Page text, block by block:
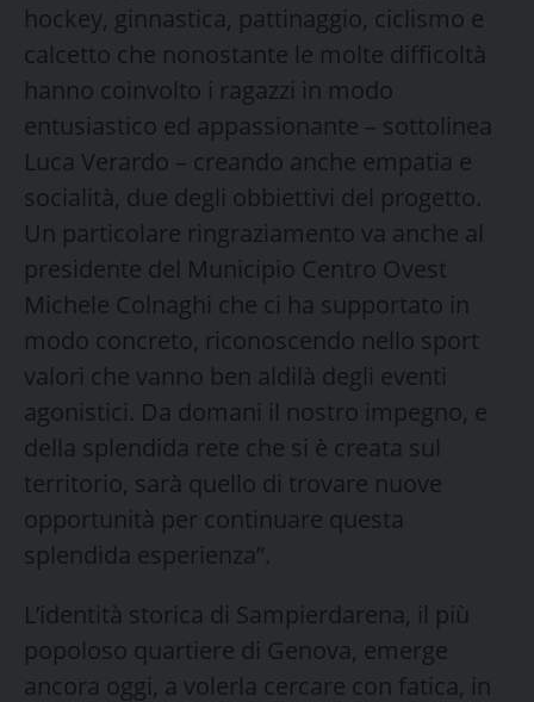
hockey, ginnastica, pattinaggio, ciclismo e
calcetto che nonostante le molte difficoltà
hanno coinvolto i ragazzi in modo
entusiastico ed appassionante – sottolinea
Luca Verardo – creando anche empatia e
socialità, due degli obbiettivi del progetto.
Un particolare ringraziamento va anche al
presidente del Municipio Centro Ovest
Michele Colnaghi che ci ha supportato in
modo concreto, riconoscendo nello sport
valori che vanno ben aldilà degli eventi
agonistici. Da domani il nostro impegno, e
della splendida rete che si è creata sul
territorio, sarà quello di trovare nuove
opportunità per continuare questa
splendida esperienza”.
L’identità storica di Sampierdarena, il più
popoloso quartiere di Genova, emerge
ancora oggi, a volerla cercare con fatica, in